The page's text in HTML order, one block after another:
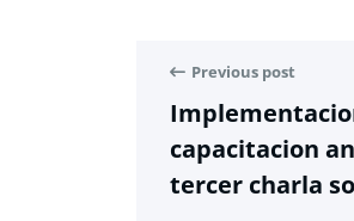
Previous post
capacitacion
tercer charla